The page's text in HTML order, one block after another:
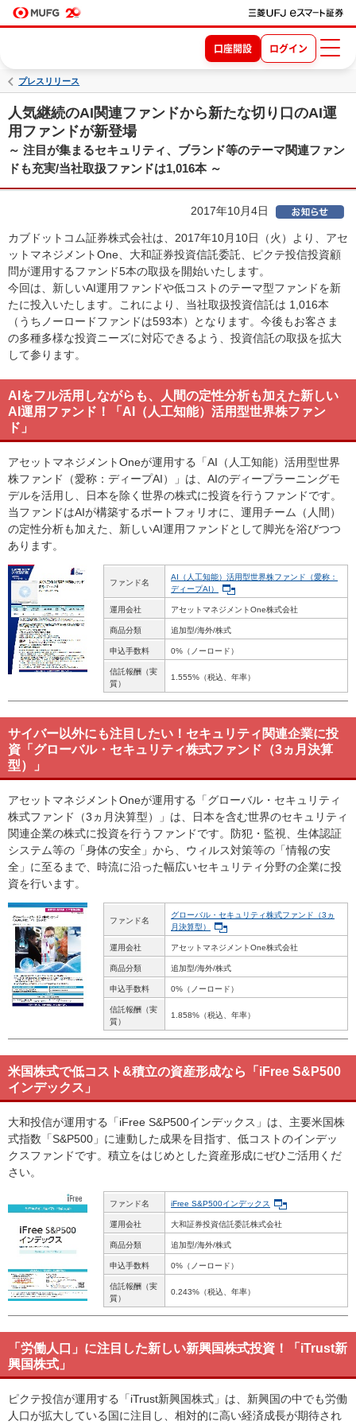
口座開設 ログイン
プレスリリース
人気継続のAI関連ファンドから新たな切り口のAI運
用ファンドが新登場
～ 注目が集まるセキュリティ、ブランド等のテーマ関連ファン
ドも充実/当社取扱ファンドは1,016本 ～
2017年10月4日
カブドットコム証券株式会社は、2017年10月10日（火）より、アセ
ットマネジメントOne、大和証券投資信託委託、ピクテ投信投資顧
問が運用するファンド5本の取扱を開始いたします。
今回は、新しいAI運用ファンドや低コストのテーマ型ファンドを新
たに投入いたします。これにより、当社取扱投資信託は 1,016本
（うちノーロードファンドは593本）となります。今後もお客さま
の多種多様な投資ニーズに対応できるよう、投資信託の取扱を拡大
して参ります。
AIをフル活用しながらも、人間の定性分析も加えた新しい
AI運用ファンド！「AI（人工知能）活用型世界株ファン
ド」
アセットマネジメントOneが運用する「AI（人工知能）活用型世界
株ファンド（愛称：ディープAI）」は、AIのディープラーニングモ
デルを活用し、日本を除く世界の株式に投資を行うファンドです。
当ファンドはAIが構築するポートフォリオに、運用チーム（人間）
の定性分析も加えた、新しいAI運用ファンドとして脚光を浴びつつ
あります。
ファンド名
AI（人工知能）活用型世界株ファンド（愛称：
ディープAI）
運用会社 アセットマネジメントOne株式会社
商品分類 追加型/海外/株式
申込手数料 0%（ノーロード）
信託報酬（実
質）
1.555%（税込、年率）
サイバー以外にも注目したい！セキュリティ関連企業に投
資「グローバル・セキュリティ株式ファンド（3ヵ月決算
型）」
アセットマネジメントOneが運用する「グローバル・セキュリティ
株式ファンド（3ヵ月決算型）」は、日本を含む世界のセキュリティ
関連企業の株式に投資を行うファンドです。防犯・監視、生体認証
システム等の「身体の安全」から、ウィルス対策等の「情報の安
全」に至るまで、時流に沿った幅広いセキュリティ分野の企業に投
資を行います。
ファンド名
グローバル・セキュリティ株式ファンド（3ヵ
月決算型）
運用会社 アセットマネジメントOne株式会社
商品分類 追加型/海外/株式
申込手数料 0%（ノーロード）
信託報酬（実
質）
1.858%（税込、年率）
米国株式で低コスト&積立の資産形成なら「iFree S&P500
インデックス」
大和投信が運用する「iFree S&P500インデックス」は、主要米国株
式指数「S&P500」に連動した成果を目指す、低コストのインデッ
クスファンドです。積立をはじめとした資産形成にぜひご活用くだ
さい。
ファンド名 iFree S&P500インデックス
運用会社 大和証券投資信託委託株式会社
商品分類 追加型/海外/株式
申込手数料 0%（ノーロード）
信託報酬（実
質）
0.243%（税込、年率）
「労働人口」に注目した新しい新興国株式投資！「iTrust新
興国株式」
ピクテ投信が運用する「iTrust新興国株式」は、新興国の中でも労働
人口が拡大している国に注目し、相対的に高い経済成長が期待され